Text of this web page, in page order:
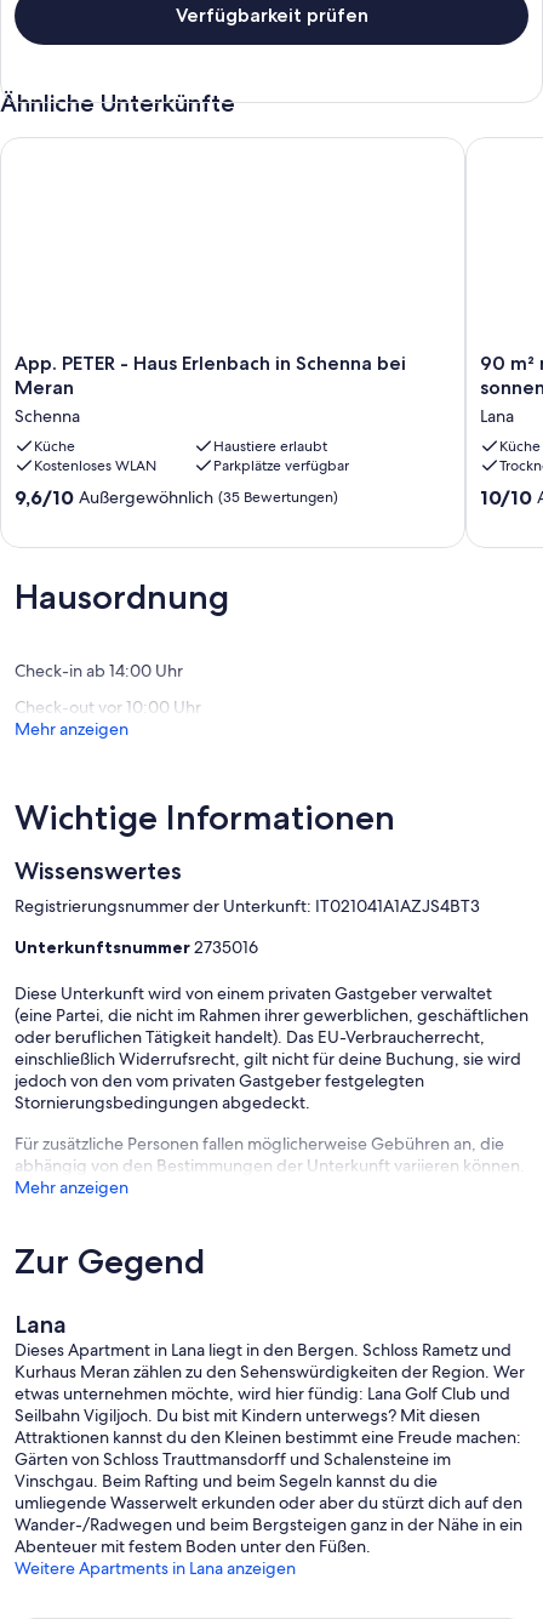
In unmittelbarer Nähe befinden sich zahlreiche Restaurants mit
Verfügbarkeit prüfen
Ähnliche Unterkünfte
App.
PETER
Haus
Erlenbach
in
Schenna
bei
App. PETER - Haus Erlenbach in Schenna bei
Meran
Schenna
Küche
Haustiere erlaubt
Kostenloses WLAN
Parkplätze verfügbar
9.6
(35
Bewertungen)
9,6/10 Außergewöhnlich (35 Bewertungen)
App. PETER - Haus Erlenbach in Schenna bei Meran
90
m²
mit
Balkon
90 m²
Lana
Küche
10.0
10/10
90 m²
Hausordnung
Check-in ab 14:00 Uhr
Check-out vor 10:00 Uhr
Mehr anzeigen
Wichtige Informationen
Wissenswertes
Registrierungsnummer der Unterkunft: IT021041A1AZJS4BT3
Unterkunftsnummer2735016
Diese Unterkunft wird von einem privaten Gastgeber verwaltet
(eine Partei, die nicht im Rahmen ihrer gewerblichen, geschäftlichen
oder beruflichen Tätigkeit handelt). Das EU-Verbraucherrecht,
einschließlich Widerrufsrecht, gilt nicht für deine Buchung, sie wird
jedoch von den vom privaten Gastgeber festgelegten
Stornierungsbedingungen abgedeckt.
Für zusätzliche Personen fallen möglicherweise Gebühren an, die
abhängig von den Bestimmungen der Unterkunft variieren können.
Mehr anzeigen
Zur Gegend
Lana
Dieses Apartment in Lana liegt in den Bergen. Schloss Rametz und
Kurhaus Meran zählen zu den Sehenswürdigkeiten der Region. Wer
etwas unternehmen möchte, wird hier fündig: Lana Golf Club und
Seilbahn Vigiljoch. Du bist mit Kindern unterwegs? Mit diesen
Attraktionen kannst du den Kleinen bestimmt eine Freude machen:
Gärten von Schloss Trauttmansdorff und Schalensteine im
Vinschgau. Beim Rafting und beim Segeln kannst du die
umliegende Wasserwelt erkunden oder aber du stürzt dich auf den
Wander-/Radwegen und beim Bergsteigen ganz in der Nähe in ein
Abenteuer mit festem Boden unter den Füßen.
Weitere Apartments in Lana anzeigen